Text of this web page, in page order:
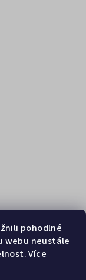
pohodlné
webu neustále
Více